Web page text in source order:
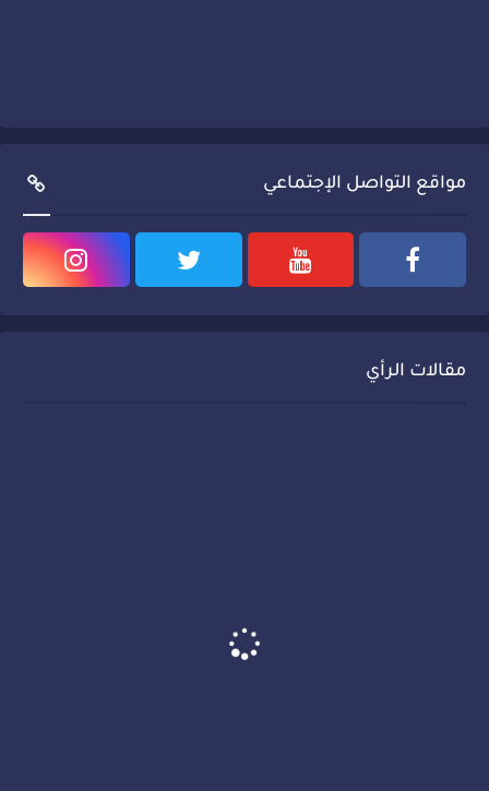
مواقع التواصل الإجتماعي
مقالات الرأي